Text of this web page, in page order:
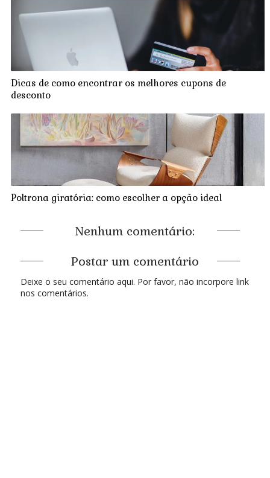
Dicas de como encontrar os melhores cupons de
desconto
Poltrona giratória: como escolher a opção ideal
Nenhum comentário:
Postar um comentário
Deixe o seu comentário aqui. Por favor, não incorpore link
nos comentários.